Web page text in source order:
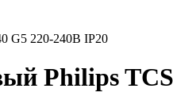
G5 220-240В IP20
Philips